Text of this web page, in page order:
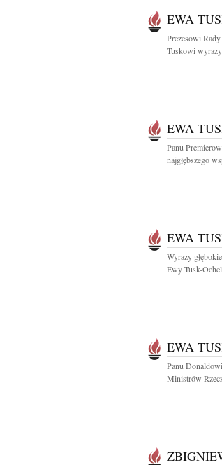
EWA
Prezesowi
Tuskowi
EWA
Panu
najgłębszego
EWA
Wyrazy
Ewy Tusk-
EWA
Panu
Ministrów